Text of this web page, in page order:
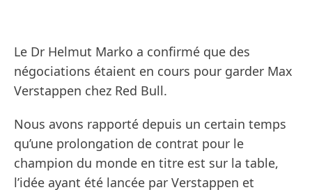
Le Dr Helmut Marko a confirmé que des
négociations étaient en cours pour garder Max
Verstappen chez Red Bull.
Nous avons rapporté depuis un certain temps
qu’une prolongation de contrat pour le
champion du monde en titre est sur la table,
l’idée ayant été lancée par Verstappen et